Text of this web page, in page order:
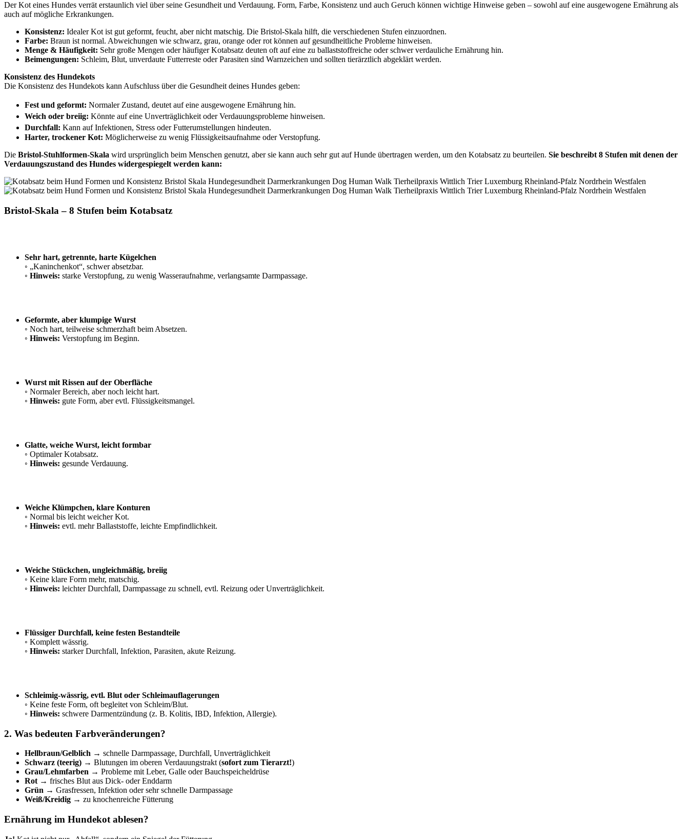
Der Kot eines Hundes verrät erstaunlich viel über seine Gesundheit und Verdauung. Form, Farbe, Konsistenz und auch Geruch können wichtige Hinweise geben – sowohl auf eine ausgewogene Ernährung als
auch auf mögliche Erkrankungen.
Konsistenz: Idealer Kot ist gut geformt, feucht, aber nicht matschig. Die Bristol-Skala hilft, die verschiedenen Stufen einzuordnen.
Farbe: Braun ist normal. Abweichungen wie schwarz, grau, orange oder rot können auf gesundheitliche Probleme hinweisen.
Menge & Häufigkeit: Sehr große Mengen oder häufiger Kotabsatz deuten oft auf eine zu ballaststoffreiche oder schwer verdauliche Ernährung hin.
Beimengungen: Schleim, Blut, unverdaute Futterreste oder Parasiten sind Warnzeichen und sollten tierärztlich abgeklärt werden.
Konsistenz des Hundekots
Die Konsistenz des Hundekots kann Aufschluss über die Gesundheit deines Hundes geben:
Fest und geformt: Normaler Zustand, deutet auf eine ausgewogene Ernährung hin.
Weich oder breiig: Könnte auf eine Unverträglichkeit oder Verdauungsprobleme hinweisen.
Durchfall: Kann auf Infektionen, Stress oder Futterumstellungen hindeuten.
Harter, trockener Kot: Möglicherweise zu wenig Flüssigkeitsaufnahme oder Verstopfung.
Die Bristol-Stuhlformen-Skala wird ursprünglich beim Menschen genutzt, aber sie kann auch sehr gut auf Hunde übertragen werden, um den Kotabsatz zu beurteilen. Sie beschreibt 8 Stufen mit denen der
Verdauungszustand des Hundes widergespiegelt werden kann:
Bristol-Skala – 8 Stufen beim Kotabsatz
Sehr hart, getrennte, harte Kügelchen
◦ „Kaninchenkot“, schwer absetzbar.
◦ Hinweis: starke Verstopfung, zu wenig Wasseraufnahme, verlangsamte Darmpassage.
Geformte, aber klumpige Wurst
◦ Noch hart, teilweise schmerzhaft beim Absetzen.
◦ Hinweis: Verstopfung im Beginn.
Wurst mit Rissen auf der Oberfläche
◦ Normaler Bereich, aber noch leicht hart.
◦ Hinweis: gute Form, aber evtl. Flüssigkeitsmangel.
Glatte, weiche Wurst, leicht formbar
◦ Optimaler Kotabsatz.
◦ Hinweis: gesunde Verdauung.
Weiche Klümpchen, klare Konturen
◦ Normal bis leicht weicher Kot.
◦ Hinweis: evtl. mehr Ballaststoffe, leichte Empfindlichkeit.
Weiche Stückchen, ungleichmäßig, breiig
◦ Keine klare Form mehr, matschig.
◦ Hinweis: leichter Durchfall, Darmpassage zu schnell, evtl. Reizung oder Unverträglichkeit.
Flüssiger Durchfall, keine festen Bestandteile
◦ Komplett wässrig.
◦ Hinweis: starker Durchfall, Infektion, Parasiten, akute Reizung.
Schleimig-wässrig, evtl. Blut oder Schleimauflagerungen
◦ Keine feste Form, oft begleitet von Schleim/Blut.
◦ Hinweis: schwere Darmentzündung (z. B. Kolitis, IBD, Infektion, Allergie).
2. Was bedeuten Farbveränderungen?
Hellbraun/Gelblich → schnelle Darmpassage, Durchfall, Unverträglichkeit
Schwarz (teerig) → Blutungen im oberen Verdauungstrakt (sofort zum Tierarzt!)
Grau/Lehmfarben → Probleme mit Leber, Galle oder Bauchspeicheldrüse
Rot → frisches Blut aus Dick- oder Enddarm
Grün → Grasfressen, Infektion oder sehr schnelle Darmpassage
Weiß/Kreidig → zu knochenreiche Fütterung
Ernährung im Hundekot ablesen?